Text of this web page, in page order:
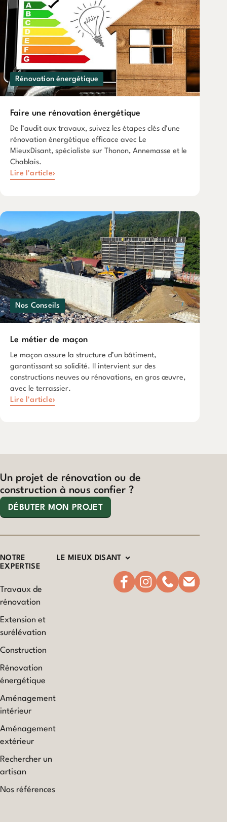
Rénovation énergétique
Faire une rénovation énergétique
De l’audit aux travaux, suivez les étapes clés d’une
rénovation énergétique efficace avec Le
MieuxDisant, spécialiste sur Thonon, Annemasse et le
Chablais.
Lire l'article
Nos Conseils
Le métier de maçon
Le maçon assure la structure d’un bâtiment,
garantissant sa solidité. Il intervient sur des
constructions neuves ou rénovations, en gros œuvre,
avec le terrassier.
Lire l'article
Un projet de rénovation ou de
construction à nous confier ?
DÉBUTER MON PROJET
NOTRE
EXPERTISE
Travaux de
rénovation
Extension et
surélévation
Construction
Rénovation
énergétique
Aménagement
intérieur
Aménagement
extérieur
Rechercher un
artisan
Nos références
LE MIEUX DISANT